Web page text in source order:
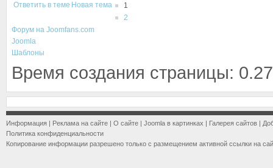
Ответить в теме Новая тема
1
2
Форум на Joomfans.com
Joomla
Шаблоны
Время создания страницы:
Информация | Реклама на сайте | О сайте | Joomla в картинках | Галерея сайтов |
Политика конфиденциальности
Копирование информации разрешено только с размещением активной ссылки на